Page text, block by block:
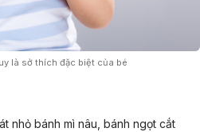
là sở thích đặc biệt của bé
nhỏ bánh mì nâu, bánh ngọt cắt